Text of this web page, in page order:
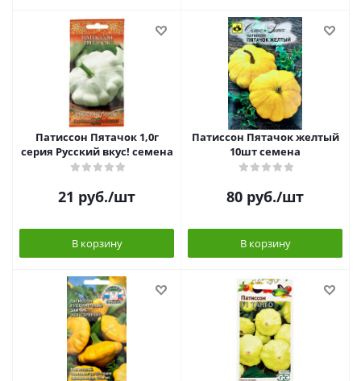
Патиссон Пятачок 1,0г
серия Русский вкус! семена
21 руб./шт
В корзину
Патиссон Пятачок желтый
10шт семена
80 руб./шт
В корзину